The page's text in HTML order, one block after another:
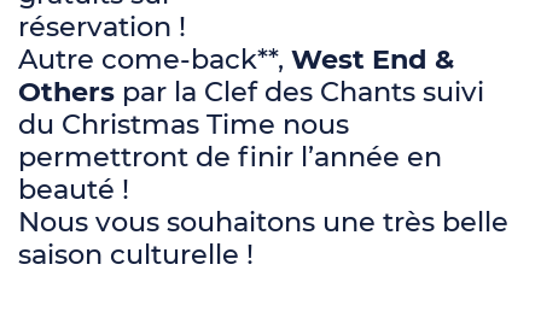
réservation !
Autre come-back**, West End &
Others par la Clef des Chants suivi
du Christmas Time nous
permettront de finir l’année en
beauté !
Nous vous souhaitons une très belle
saison culturelle !